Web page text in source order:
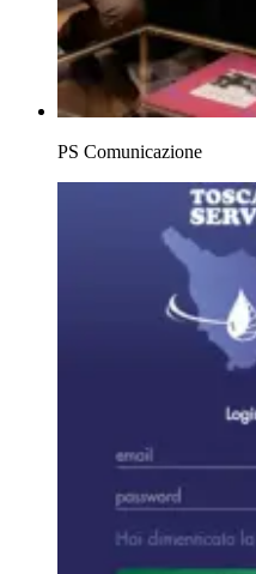
PS Comunicazione